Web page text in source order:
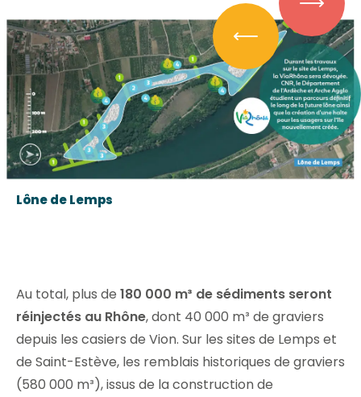
Lône de Lemps
Au total, plus de 180 000 m³ de sédiments seront
réinjectés au Rhône, dont 40 000 m³ de graviers
depuis les casiers de Vion. Sur les sites de Lemps et
de Saint-Estève, les remblais historiques de graviers
(580 000 m³), issus de la construction de